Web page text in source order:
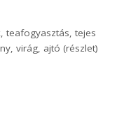
teafogyasztás, tejes
virág, ajtó (részlet)